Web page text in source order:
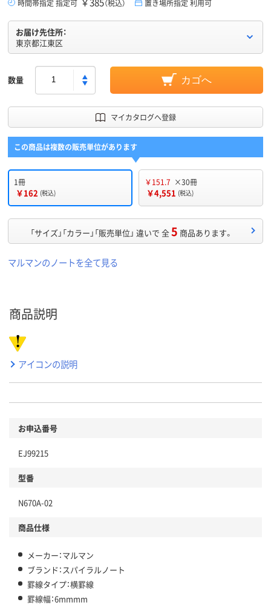
時間帯指定 指定可 （税込） 置き場所指定 利用可
お届け先住所：
東京都江東区
数量 カゴへ
マイカタログへ登録
この商品は複数の販売単位があります
1冊
￥162 (税込)
￥151.7 ×30冊
￥4,551 (税込)
「サイズ」「カラー」「販売単位」 違いで 全5 商品あります。
マルマンのノートを全て見る
商品説明
アイコンの説明
お申込番号
EJ99215
型番
N670A-02
商品仕様
メーカー：マルマン
ブランド：スパイラルノート
罫線タイプ：横罫線
罫線幅：6mmmm